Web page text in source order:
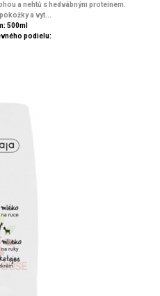
a nehtů s hedvábným proteinem.
a vyt...
500ml
podielu: